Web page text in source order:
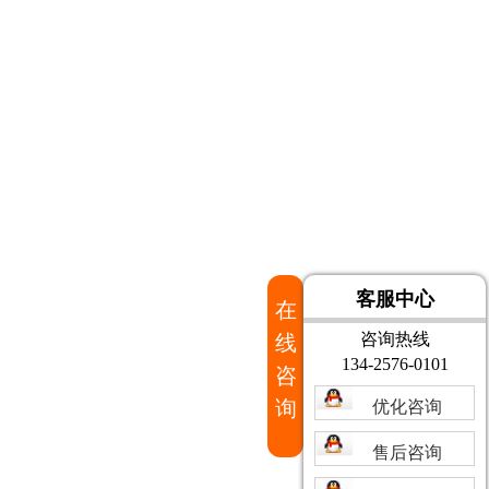
在
线
咨
询
客服中心
咨询热线
134-2576-0101
优化咨询
售后咨询